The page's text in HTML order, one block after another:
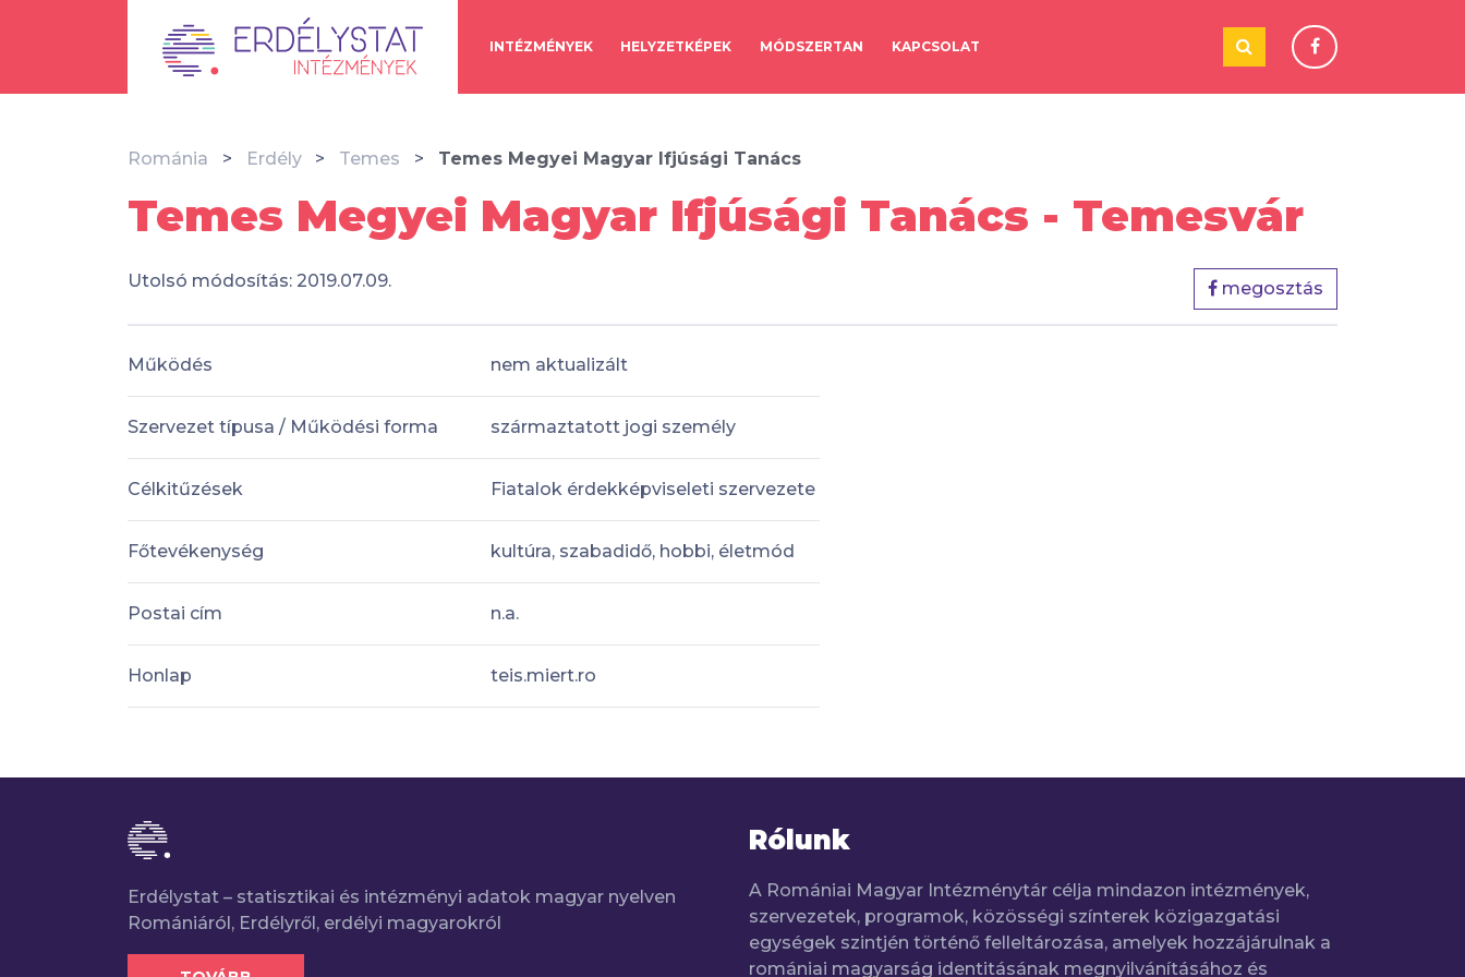
INTÉZMÉNYEK HELYZETKÉPEK MÓDSZERTAN KAPCSOLAT
Románia Erdély Temes Temes Megyei Magyar Ifjúsági Tanács
Temes Megyei Magyar Ifjúsági Tanács - Temesvár
Utolsó módosítás: 2019.07.09. megosztás
Működés nem aktualizált
Szervezet típusa / Működési forma származtatott jogi személy
Célkitűzések Fiatalok érdekképviseleti szervezete
Főtevékenység kultúra, szabadidő, hobbi, életmód
Postai cím n.a.
Honlap teis.miert.ro
Erdélystat – statisztikai és intézményi adatok magyar nyelven
Romániáról, Erdélyről, erdélyi magyarokról
Rólunk
A Romániai Magyar Intézménytár célja mindazon intézmények,
szervezetek, programok, közösségi színterek közigazgatási
egységek szintjén történő felleltározása, amelyek hozzájárulnak a
romániai magyarság identitásának megnyilvánításához és